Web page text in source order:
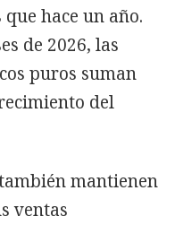
hace un año.
de 2026, las
puros suman
del
mantienen
ventas